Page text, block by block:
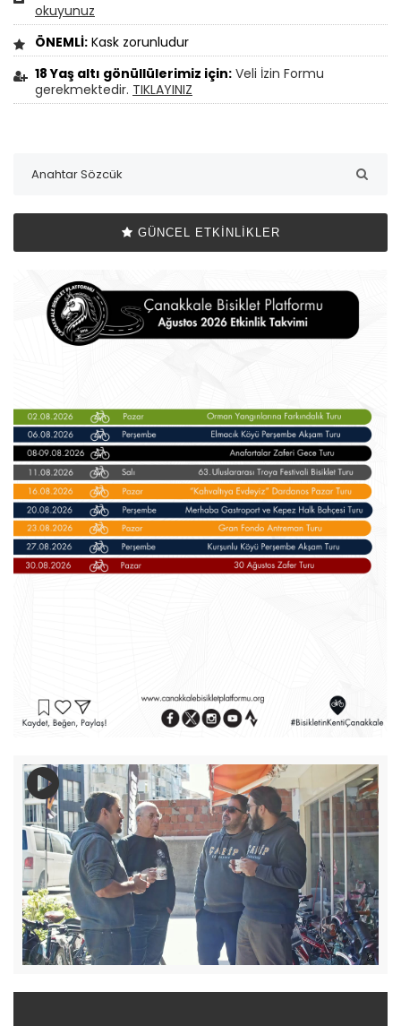
okuyunuz
ÖNEMLİ: Kask zorunludur
18 Yaş altı gönüllülerimiz için: Veli İzin Formu
gerekmektedir. TIKLAYINIZ
GÜNCEL ETKINLIKLER